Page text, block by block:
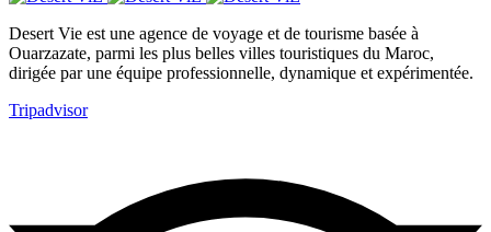
Desert Vie est une agence de voyage et de tourisme basée à
Ouarzazate, parmi les plus belles villes touristiques du Maroc,
dirigée par une équipe professionnelle, dynamique et expérimentée.
Tripadvisor